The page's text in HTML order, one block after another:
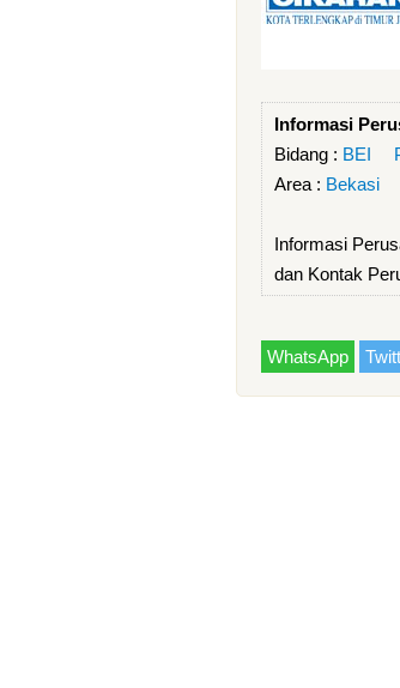
Informasi
Bidang : BEI
Area : Bekasi
Informasi
dan Kontak
WhatsApp